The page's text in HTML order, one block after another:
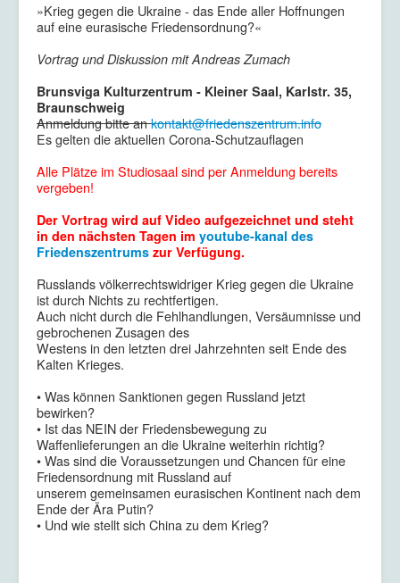
»Krieg gegen die Ukraine - das Ende aller Hoffnungen
auf eine eurasische Friedensordnung?«
Vortrag und Diskussion mit Andreas Zumach
Brunsviga Kulturzentrum - Kleiner Saal, Karlstr. 35,
Braunschweig
Anmeldung bitte ankontakt@friedenszentrum.info
Es gelten die aktuellen Corona-Schutzauflagen
Alle Plätze im Studiosaal sind per Anmeldung bereits
vergeben!
Der Vortrag wird auf Video aufgezeichnet und steht
in den nächsten Tagen im youtube-kanal des
Friedenszentrums zur Verfügung.
Russlands völkerrechtswidriger Krieg gegen die Ukraine
ist durch Nichts zu rechtfertigen.
Auch nicht durch die Fehlhandlungen, Versäumnisse und
gebrochenen Zusagen des
Westens in den letzten drei Jahrzehnten seit Ende des
Kalten Krieges.
• Was können Sanktionen gegen Russland jetzt
bewirken?
• Ist das NEIN der Friedensbewegung zu
Waffenlieferungen an die Ukraine weiterhin richtig?
• Was sind die Voraussetzungen und Chancen für eine
Friedensordnung mit Russland auf
unserem gemeinsamen eurasischen Kontinent nach dem
Ende der Ära Putin?
• Und wie stellt sich China zu dem Krieg?